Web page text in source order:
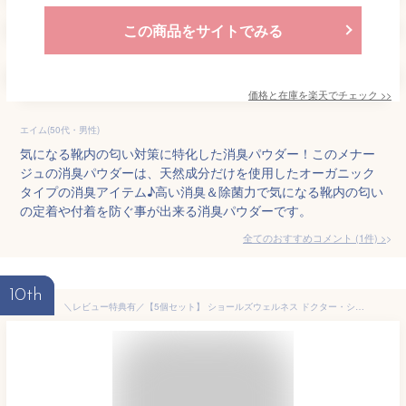
この商品をサイトでみる
価格と在庫を楽天でチェック >>
エイム(50代・男性)
気になる靴内の匂い対策に特化した消臭パウダー！このメナー
ジュの消臭パウダーは、天然成分だけを使用したオーガニック
タイプの消臭アイテム♪高い消臭＆除菌力で気になる靴内の匂い
の定着や付着を防ぐ事が出来る消臭パウダーです。
全てのおすすめコメント (1件) >
10th
＼レビュー特典有／【5個セット】 ショールズウェルネス ドクター・ショール 消臭・抗菌 靴スプレーベビーパウダーの香り [単品内容量/150ml] | 靴消臭スプレー ドクターショール 消臭スプレー 靴 ベビーパウダーの香り 抗菌スプレー 防カビスプレー 革靴消臭